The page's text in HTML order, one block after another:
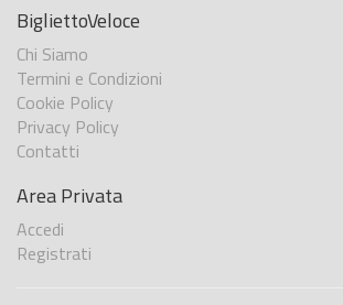
BigliettoVeloce
Chi Siamo
Termini e Condizioni
Cookie Policy
Privacy Policy
Contatti
Area Privata
Accedi
Registrati